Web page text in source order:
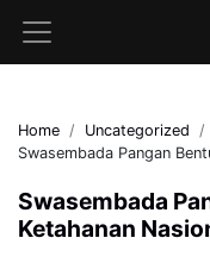
Home
Uncategorized
Swasembada Pangan
Swasembada
Ketahanan